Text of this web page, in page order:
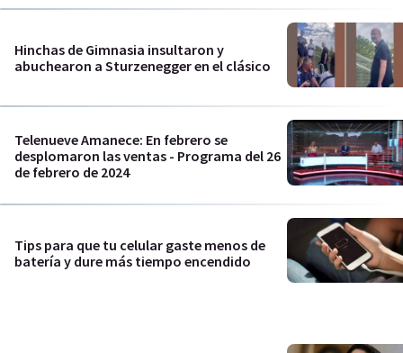
Hinchas de Gimnasia insultaron y
abuchearon a Sturzenegger en el clásico
Telenueve Amanece: En febrero se
desplomaron las ventas - Programa del 26
de febrero de 2024
Tips para que tu celular gaste menos de
batería y dure más tiempo encendido